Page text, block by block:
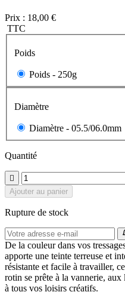
Prix : 18,00 €
TTC
Poids
Poids - 250g
Diamètre
Diamètre - 05.5/06.0mm
Quantité

Ajouter au panier
Rupture de stock
De la couleur dans vos
apporte une teinte terreuse et
résistante et facile à travailler,
rotin se prête à la vannerie, aux
à tous vos loisirs créatifs.